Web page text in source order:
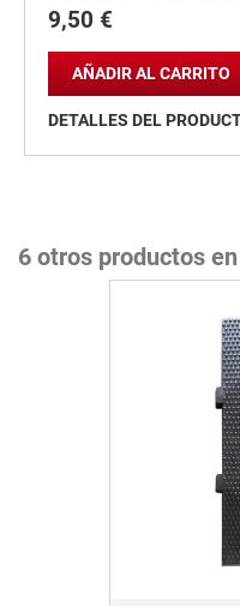
Precio
9,50 €

AÑADIR AL CARRITO
DETALLES DEL
6 otros productos